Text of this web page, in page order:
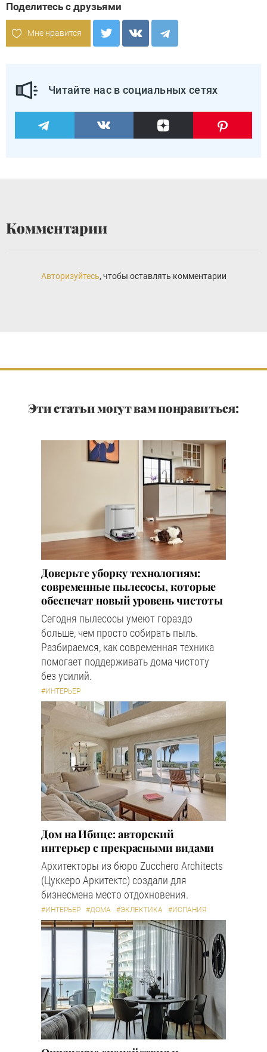
Поделитесь с друзьями
Мне нравится
Читайте нас в социальных сетях
Комментарии
Авторизуйтесь, чтобы оставлять комментарии
Эти статьи могут вам понравиться:
Доверьте уборку технологиям:
современные пылесосы, которые
обеспечат новый уровень чистоты
Сегодня пылесосы умеют гораздо
больше, чем просто собирать пыль.
Разбираемся, как современная техника
помогает поддерживать дома чистоту
без усилий.
#ИНТЕРЬЕР
Дом на Ибице: авторский
интерьер с прекрасными видами
Архитекторы из бюро Zucchero Architects
(Цуккеро Аркитектс) создали для
бизнесмена место отдохновения.
#ИНТЕРЬЕР #ДОМА #ЭКЛЕКТИКА #ИСПАНИЯ